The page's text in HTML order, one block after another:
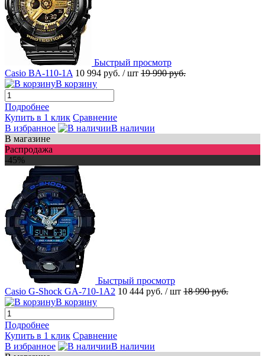
Быстрый просмотр
Casio BA-110-1A 10 994 руб. / шт 19 990 руб.
В корзину
Подробнее
Купить в 1 клик Сравнение
В избранное
В наличии
В магазине
Распродажа
-45%
Быстрый просмотр
Casio G-Shock GA-710-1A2 10 444 руб. / шт 18 990 руб.
В корзину
Подробнее
Купить в 1 клик Сравнение
В избранное
В наличии